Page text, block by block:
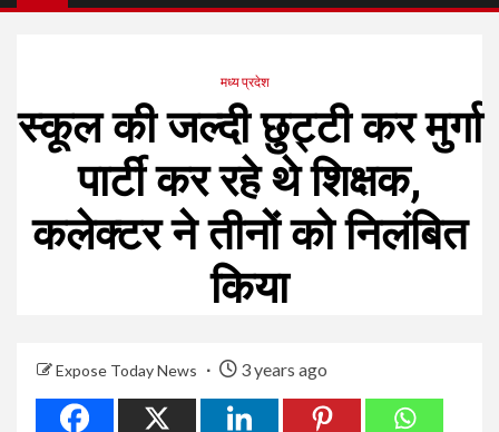
मध्य प्रदेश
स्कूल की जल्दी छुट्टी कर मुर्गा
पार्टी कर रहे थे शिक्षक,
कलेक्टर ने तीनों को निलंबित
किया
Expose Today News 3 years ago